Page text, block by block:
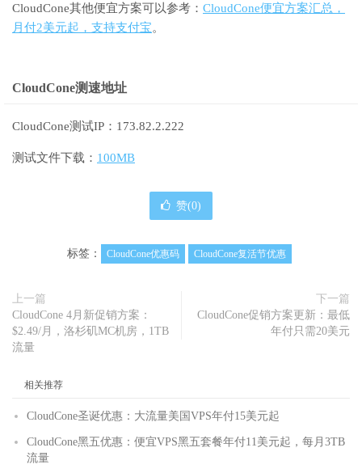
CloudCone其他便宜方案可以参考： CloudCone便宜方案汇总，
月付2美元起，支持支付宝。
CloudCone测速地址
CloudCone测试IP：173.82.2.222
测试文件下载： 100MB
赞(0)
标签： CloudCone优惠码 CloudCone复活节优惠
上一篇
CloudCone 4月新促销方案：
$2.49/月，洛杉矶MC机房，1TB
流量
下一篇
CloudCone促销方案更新：最低
年付只需20美元
相关推荐
CloudCone圣诞优惠：大流量美国VPS年付15美元起
CloudCone黑五优惠：便宜VPS黑五套餐年付11美元起，每月3TB
流量